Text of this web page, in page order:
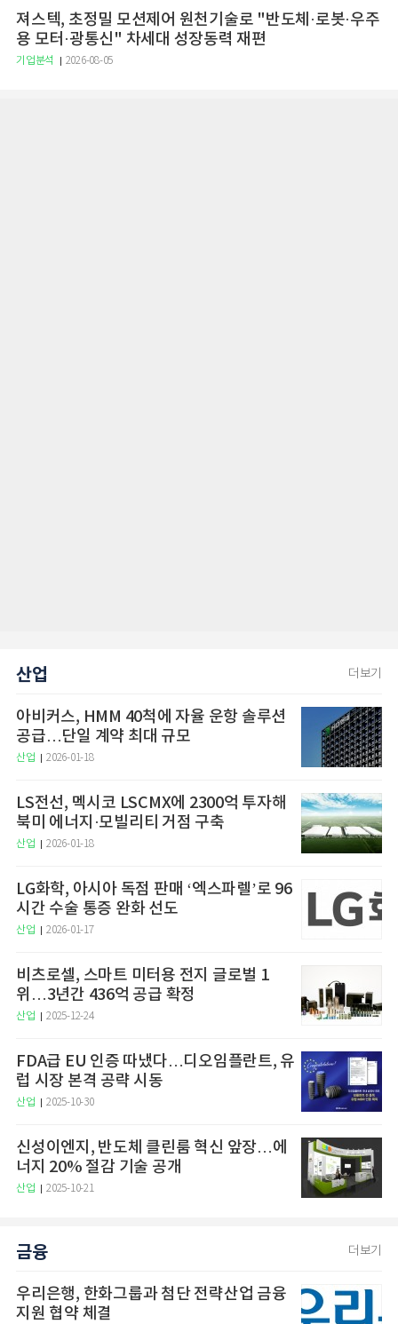
져스텍, 초정밀 모션제어 원천기술로 "반도체·로봇·우주
용 모터·광통신" 차세대 성장동력 재편
기업분석 2026-08-05
산업 더보기
아비커스, HMM 40척에 자율 운항 솔루션
공급…단일 계약 최대 규모
산업 2026-01-18
LS전선, 멕시코 LSCMX에 2300억 투자해
북미 에너지·모빌리티 거점 구축
산업 2026-01-18
LG화학, 아시아 독점 판매 ‘엑스파렐’로 96
시간 수술 통증 완화 선도
산업 2026-01-17
비츠로셀, 스마트 미터용 전지 글로벌 1
위…3년간 436억 공급 확정
산업 2025-12-24
FDA급 EU 인증 따냈다…디오임플란트, 유
럽 시장 본격 공략 시동
산업 2025-10-30
신성이엔지, 반도체 클린룸 혁신 앞장…에
너지 20% 절감 기술 공개
산업 2025-10-21
금융 더보기
우리은행, 한화그룹과 첨단 전략산업 금융
지원 협약 체결